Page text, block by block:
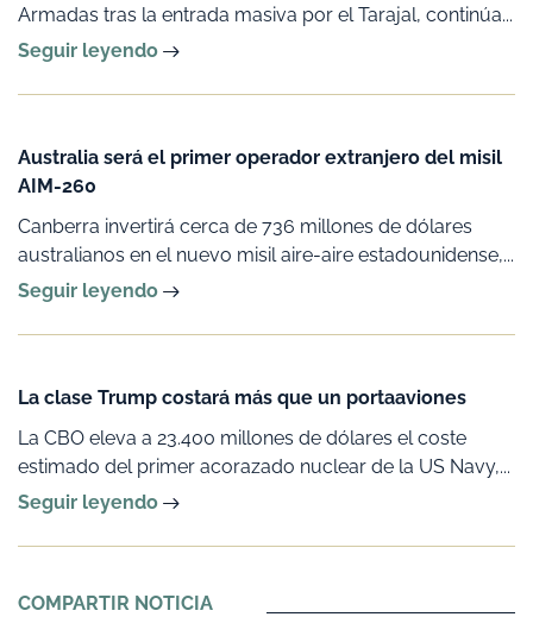
Armadas tras la entrada masiva por el Tarajal, continúa...
Seguir leyendo
Australia será el primer operador extranjero del misil
AIM-260
Canberra invertirá cerca de 736 millones de dólares
australianos en el nuevo misil aire-aire estadounidense,...
Seguir leyendo
La clase Trump costará más que un portaaviones
La CBO eleva a 23.400 millones de dólares el coste
estimado del primer acorazado nuclear de la US Navy,...
Seguir leyendo
COMPARTIR NOTICIA